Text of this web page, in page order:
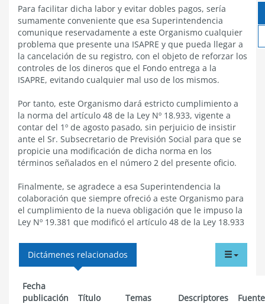
Para facilitar dicha labor y evitar dobles pagos, sería
sumamente conveniente que esa Superintendencia
comunique reservadamente a este Organismo cualquier
problema que presente una ISAPRE y que pueda llegar a
la cancelación de su registro, con el objeto de reforzar los
controles de los dineros que el Fondo entrega a la
ISAPRE, evitando cualquier mal uso de los mismos.
Por tanto, este Organismo dará estricto cumplimiento a
la norma del artículo 48 de la Ley Nº 18.933, vigente a
contar del 1º de agosto pasado, sin perjuicio de insistir
ante el Sr. Subsecretario de Previsión Social para que se
propicie una modificación de dicha norma en los
términos señalados en el número 2 del presente oficio.
Finalmente, se agradece a esa Superintendencia la
colaboración que siempre ofreció a este Organismo para
el cumplimiento de la nueva obligación que le impuso la
Ley Nº 19.381 que modificó el artículo 48 de la Ley 18.933
menu
Dictámenes relacionados
Fecha
publicación
Título Temas Descriptores